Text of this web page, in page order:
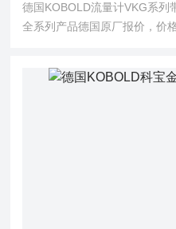
德国KOBOLD流量计VKG系列
全系列产品德国原厂报价，价